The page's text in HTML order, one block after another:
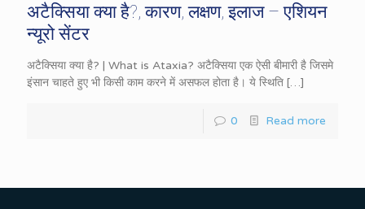
अटैक्सिया क्या है?, कारण, लक्षण, इलाज – एशियन
न्यूरो सेंटर
अटैक्सिया क्या है? | What is Ataxia? अटैक्सिया एक ऐसी बीमारी है जिसमे
इंसान चाहते हुए भी किसी काम करने में असफल होता है। ये स्थिति […]
0 Read more